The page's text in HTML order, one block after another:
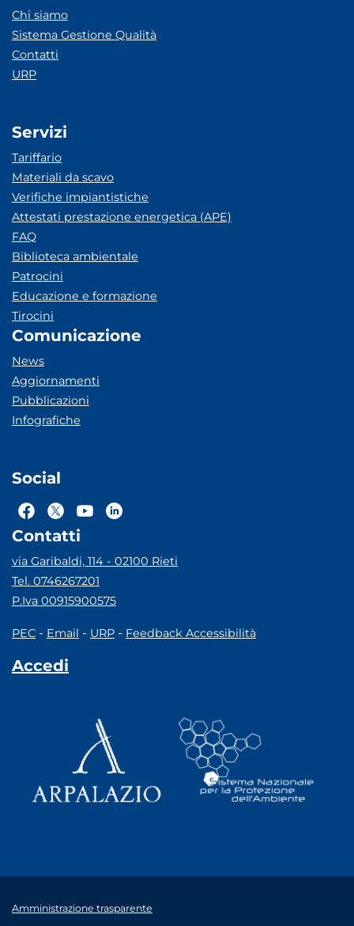
Chi siamo
Sistema Gestione Qualità
Contatti
URP
Servizi
Tariffario
Materiali da scavo
Verifiche impiantistiche
Attestati prestazione energetica (APE)
FAQ
Biblioteca ambientale
Patrocini
Educazione e formazione
Tirocini
Comunicazione
News
Aggiornamenti
Pubblicazioni
Infografiche
Social
Contatti
via Garibaldi, 114 - 02100 Rieti
Tel. 0746267201
P.Iva 00915900575
PEC - Email - URP - Feedback Accessibilità
Accedi
Amministrazione trasparente